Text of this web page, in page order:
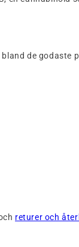
de godaste
returer och